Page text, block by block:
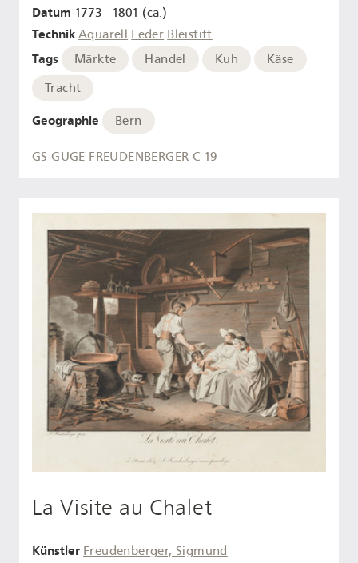
Datum 1773 - 1801 (ca.)
Technik Aquarell Feder Bleistift
Tags Märkte Handel Kuh
Käse
Tracht
Geographie Bern
GS-GUGE-FREUDENBERGER-C-19
La Visite au Chalet
Künstler Freudenberger, Sigmund